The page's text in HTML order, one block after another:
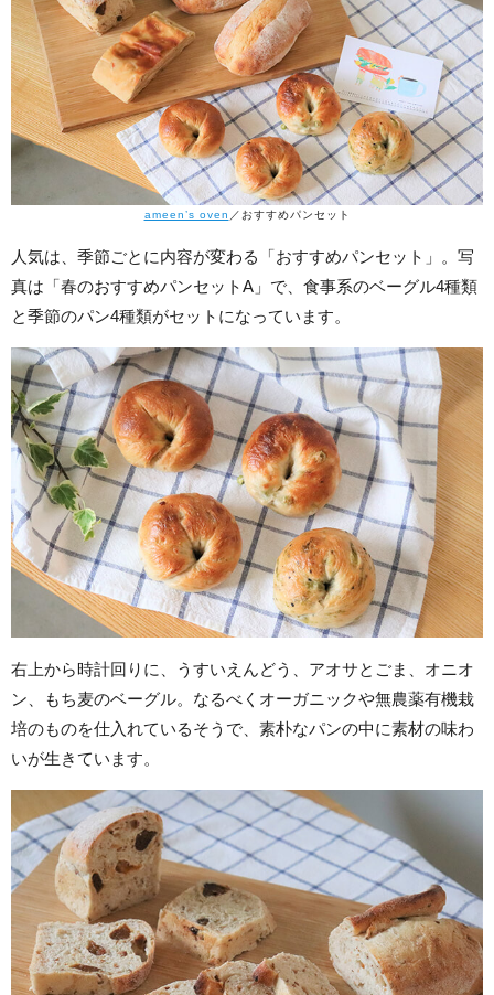
ameen’s oven ／おすすめパンセット
人気は、季節ごとに内容が変わる「おすすめパンセット」。写
真は「春のおすすめパンセットA」で、食事系のベーグル4種類
と季節のパン4種類がセットになっています。
右上から時計回りに、うすいえんどう、アオサとごま、オニオ
ン、もち麦のベーグル。なるべくオーガニックや無農薬有機栽
培のものを仕入れているそうで、素朴なパンの中に素材の味わ
いが生きています。